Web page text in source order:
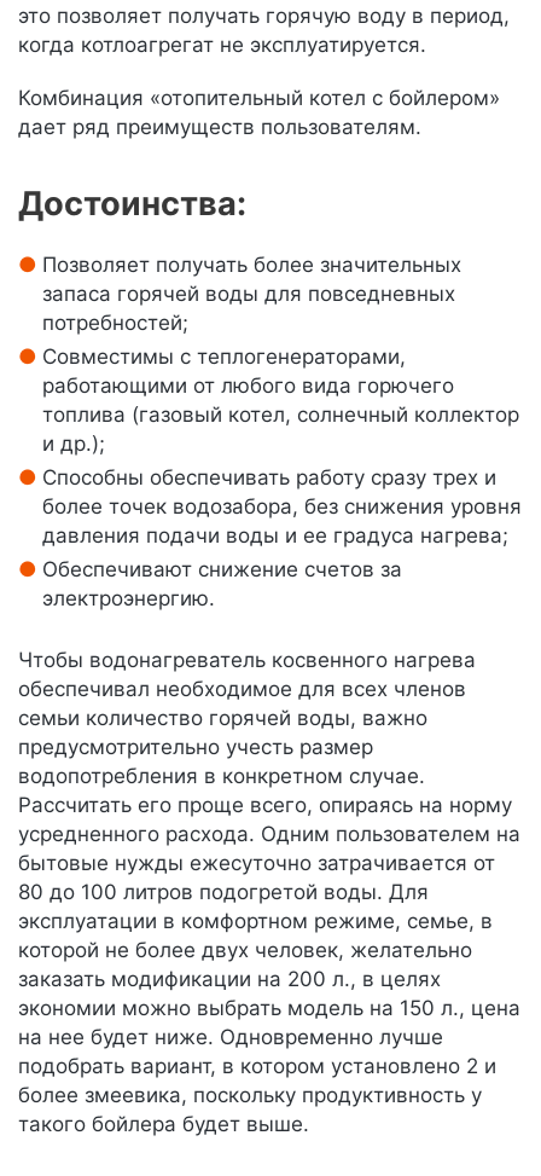
это позволяет получать горячую воду в период,
когда котлоагрегат не эксплуатируется.
Комбинация «отопительный котел с бойлером»
дает ряд преимуществ пользователям.
Достоинства:
Позволяет получать более значительных
запаса горячей воды для повседневных
потребностей;
Совместимы с теплогенераторами,
работающими от любого вида горючего
топлива (газовый котел, солнечный коллектор
и др.);
Способны обеспечивать работу сразу трех и
более точек водозабора, без снижения уровня
давления подачи воды и ее градуса нагрева;
Обеспечивают снижение счетов за
электроэнергию.
Чтобы водонагреватель косвенного нагрева
обеспечивал необходимое для всех членов
семьи количество горячей воды, важно
предусмотрительно учесть размер
водопотребления в конкретном случае.
Рассчитать его проще всего, опираясь на норму
усредненного расхода. Одним пользователем на
бытовые нужды ежесуточно затрачивается от
80 до 100 литров подогретой воды. Для
эксплуатации в комфортном режиме, семье, в
которой не более двух человек, желательно
заказать модификации на 200 л., в целях
экономии можно выбрать модель на 150 л., цена
на нее будет ниже. Одновременно лучше
подобрать вариант, в котором установлено 2 и
более змеевика, поскольку продуктивность у
такого бойлера будет выше.